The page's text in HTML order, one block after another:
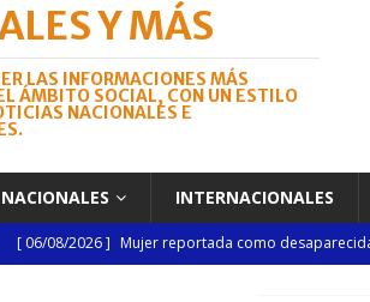
Y MÁS
LAS INFORMACIONES MÁS
ÁMBITO SOCIAL, CON UN ESTILO
NACIONALES E
NACIONALES INTERNACIONALES
[ 06/08/2026 ] Mujer reportada como